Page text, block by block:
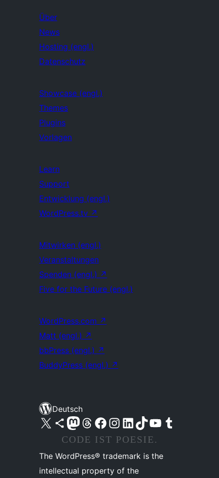
Über
News
Hosting (engl.)
Datenschutz
Showcase (engl.)
Themes
Plugins
Vorlagen
Learn
Support
Entwicklung (engl.)
WordPress.tv ↗
Mitwirken (engl.)
Veranstaltungen
Spenden (engl.) ↗
Five for the Future (engl.)
WordPress.com ↗
Matt (engl.) ↗
bbPress (engl.) ↗
BuddyPress (engl.) ↗
Deutsch
Unser X-Konto (früher Twitter) besuchen
Unser Bluesky-Konto besuchen
Unser Mastodon-Konto besuchen
Unser Threads-Konto besuchen
Unsere Facebook-Seite besuchen
Unser Instagram-Konto besuchen
Unser LinkedIn-Konto besuchen
Unser TikTok-Konto besuchen
Unseren YouTube-Kanal besuchen
Unser Tumblr-Konto besuchen
CODE IST POESIE.
The WordPress® trademark is the
intellectual property of the